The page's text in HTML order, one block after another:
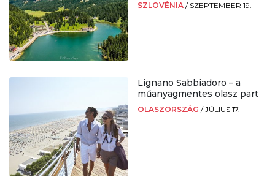
SZLOVÉNIA / SZEPTEMBER 19.
Lignano Sabbiadoro – a
műanyagmentes olasz part
OLASZORSZÁG /JÚLIUS 17.